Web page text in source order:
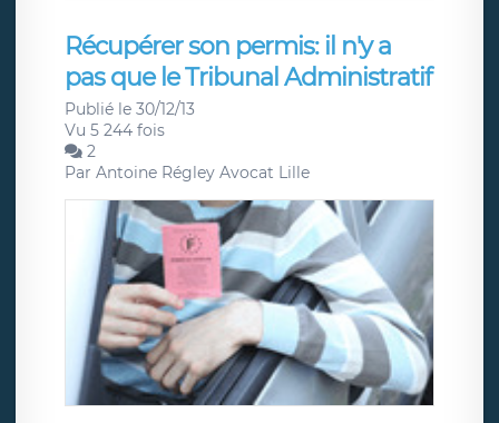
Récupérer son permis: il n'y a
pas que le Tribunal Administratif
Publié le 30/12/13
Vu 5 244 fois
2
Par Antoine Régley Avocat Lille